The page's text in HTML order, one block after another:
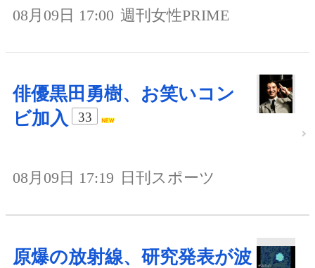
08月09日 17:00 週刊女性PRIME
俳優黒田勇樹、お笑いコン
ビ加入
33
08月09日 17:19 日刊スポーツ
原爆の放射線、研究発表が波